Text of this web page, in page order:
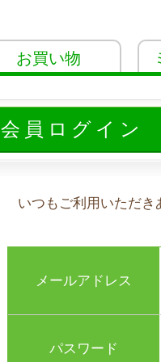
お買い物
会員ログイン
いつもご利用いただき
メールアドレス
パスワード